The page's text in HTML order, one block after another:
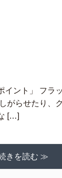
ント」 フラ
がらせたり、
[…]
きを読む ≫